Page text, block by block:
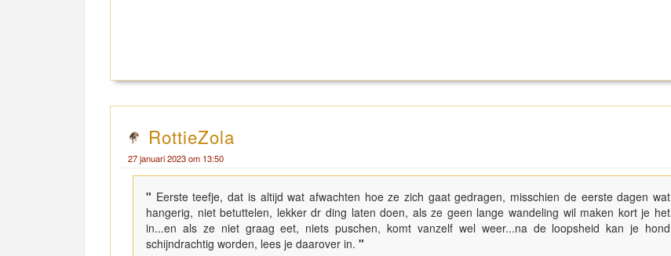
RottieZola
27 januari 2023 om 13:50
" Eerste teefje, dat is altijd wat afwachten hoe ze zich gaat gedragen, misschien de eerste dagen wat
hangerig, niet betuttelen, lekker dr ding laten doen, als ze geen lange wandeling wil maken kort je het
in...en als ze niet graag eet, niets puschen, komt vanzelf wel weer...na de loopsheid kan je hond
schijndrachtig worden, lees je daarover in. "